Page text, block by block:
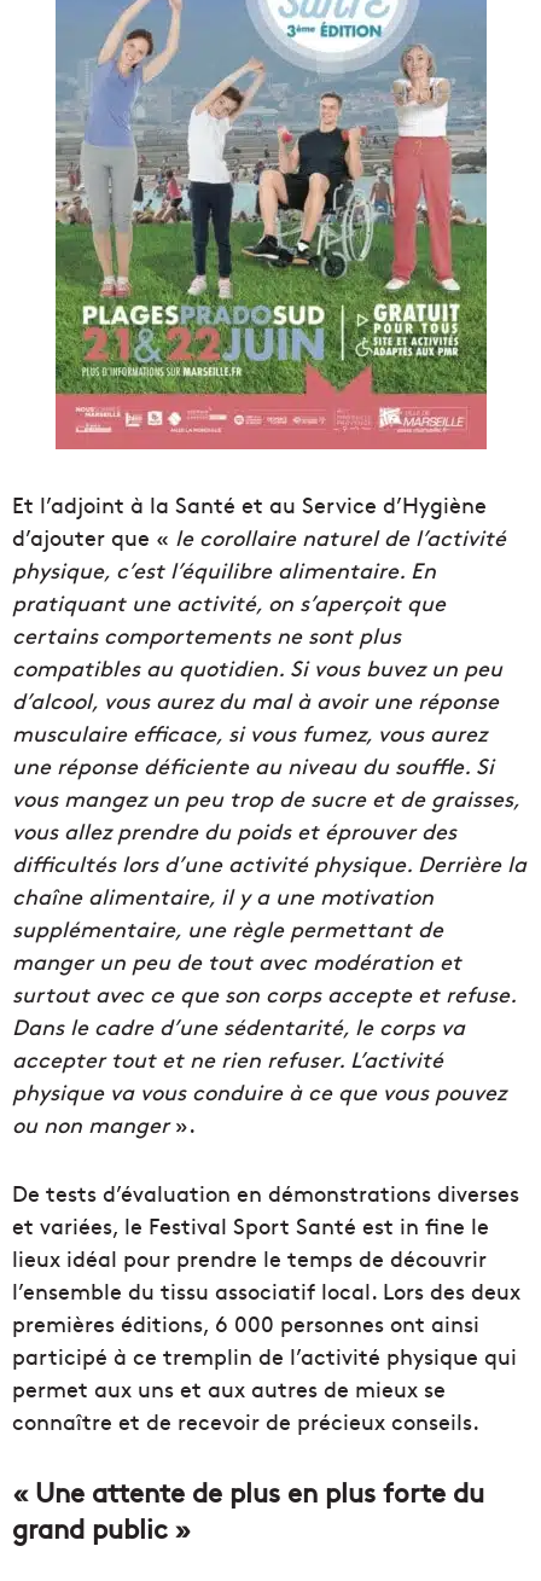
Et l’adjoint à la Santé et au Service d’Hygiène
d’ajouter que « le corollaire naturel de l’activité
physique, c’est l’équilibre alimentaire. En
pratiquant une activité, on s’aperçoit que
certains comportements ne sont plus
compatibles au quotidien. Si vous buvez un peu
d’alcool, vous aurez du mal à avoir une réponse
musculaire efficace, si vous fumez, vous aurez
une réponse déficiente au niveau du souffle. Si
vous mangez un peu trop de sucre et de graisses,
vous allez prendre du poids et éprouver des
difficultés lors d’une activité physique. Derrière la
chaîne alimentaire, il y a une motivation
supplémentaire, une règle permettant de
manger un peu de tout avec modération et
surtout avec ce que son corps accepte et refuse.
Dans le cadre d’une sédentarité, le corps va
accepter tout et ne rien refuser. L’activité
physique va vous conduire à ce que vous pouvez
ou non manger».
De tests d’évaluation en démonstrations diverses
et variées, le Festival Sport Santé est in fine le
lieux idéal pour prendre le temps de découvrir
l’ensemble du tissu associatif local. Lors des deux
premières éditions, 6 000 personnes ont ainsi
participé à ce tremplin de l’activité physique qui
permet aux uns et aux autres de mieux se
connaître et de recevoir de précieux conseils.
« Une attente de plus en plus forte du
grand public »